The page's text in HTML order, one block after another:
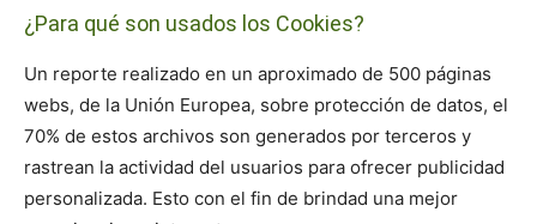
¿Para qué son usados los Cookies?
Un reporte realizado en un aproximado de 500 páginas
webs, de la Unión Europea, sobre protección de datos, el
70% de estos archivos son generados por terceros y
rastrean la actividad del usuarios para ofrecer publicidad
personalizada. Esto con el fin de brindad una mejor